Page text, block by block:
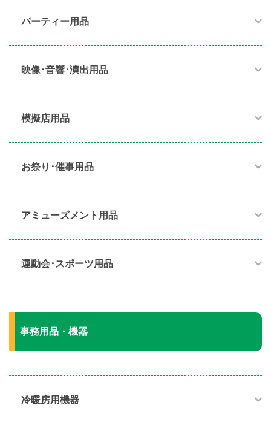
パーティー用品​
映像･音響･演出用品​
模擬店用品​
お祭り･催事用品​
アミューズメント用品​
運動会･スポーツ用品​
事務用品・機器
冷暖房用機器​